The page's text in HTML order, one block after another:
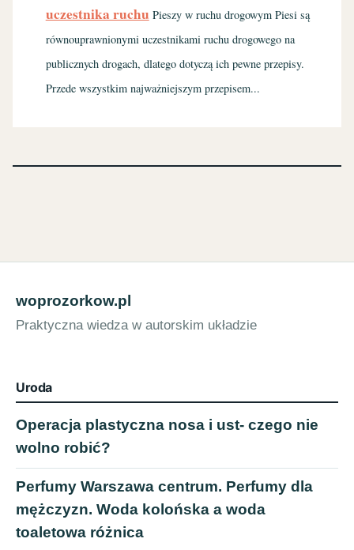
uczestnika ruchu Pieszy w ruchu drogowym Piesi są
równouprawnionymi uczestnikami ruchu drogowego na
publicznych drogach, dlatego dotyczą ich pewne przepisy.
Przede wszystkim najważniejszym przepisem...
woprozorkow.pl
Praktyczna wiedza w autorskim układzie
Uroda
Operacja plastyczna nosa i ust- czego nie
wolno robić?
Perfumy Warszawa centrum. Perfumy dla
mężczyzn. Woda kolońska a woda
toaletowa różnica